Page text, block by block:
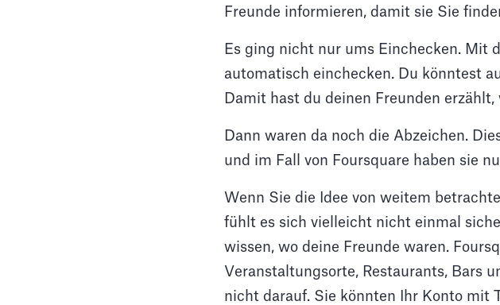
Freunde informieren, damit sie Sie
Es ging nicht nur ums Einchecken. Mit
automatisch einchecken. Du könntest
Damit hast du deinen Freunden
Dann waren da noch die Abzeichen.
und im Fall von Foursquare haben sie
Wenn Sie die Idee von weitem
fühlt es sich vielleicht nicht einmal
wissen, wo deine Freunde waren.
Veranstaltungsorte, Restaurants, Bars
nicht darauf. Sie könnten Ihr Konto mit